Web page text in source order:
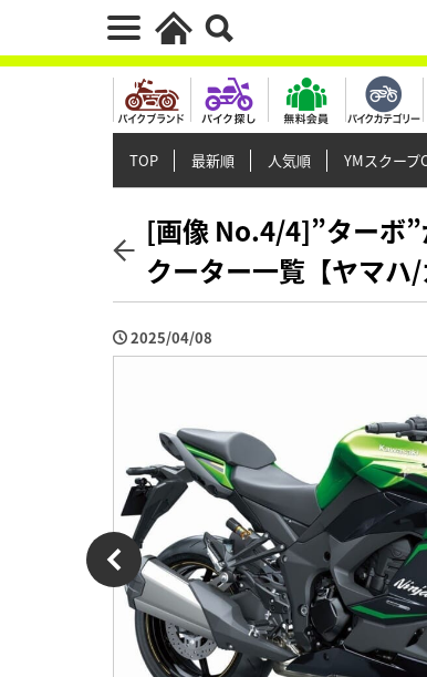
TOP 最新順 人気順 YMスクープ
[画像 No.4/4]”ターボ
クーター一覧【ヤマハ/
2025/04/08